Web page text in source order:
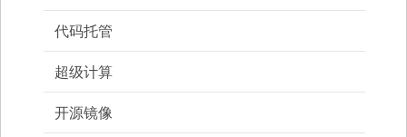
代码托管
超级计算
开源镜像